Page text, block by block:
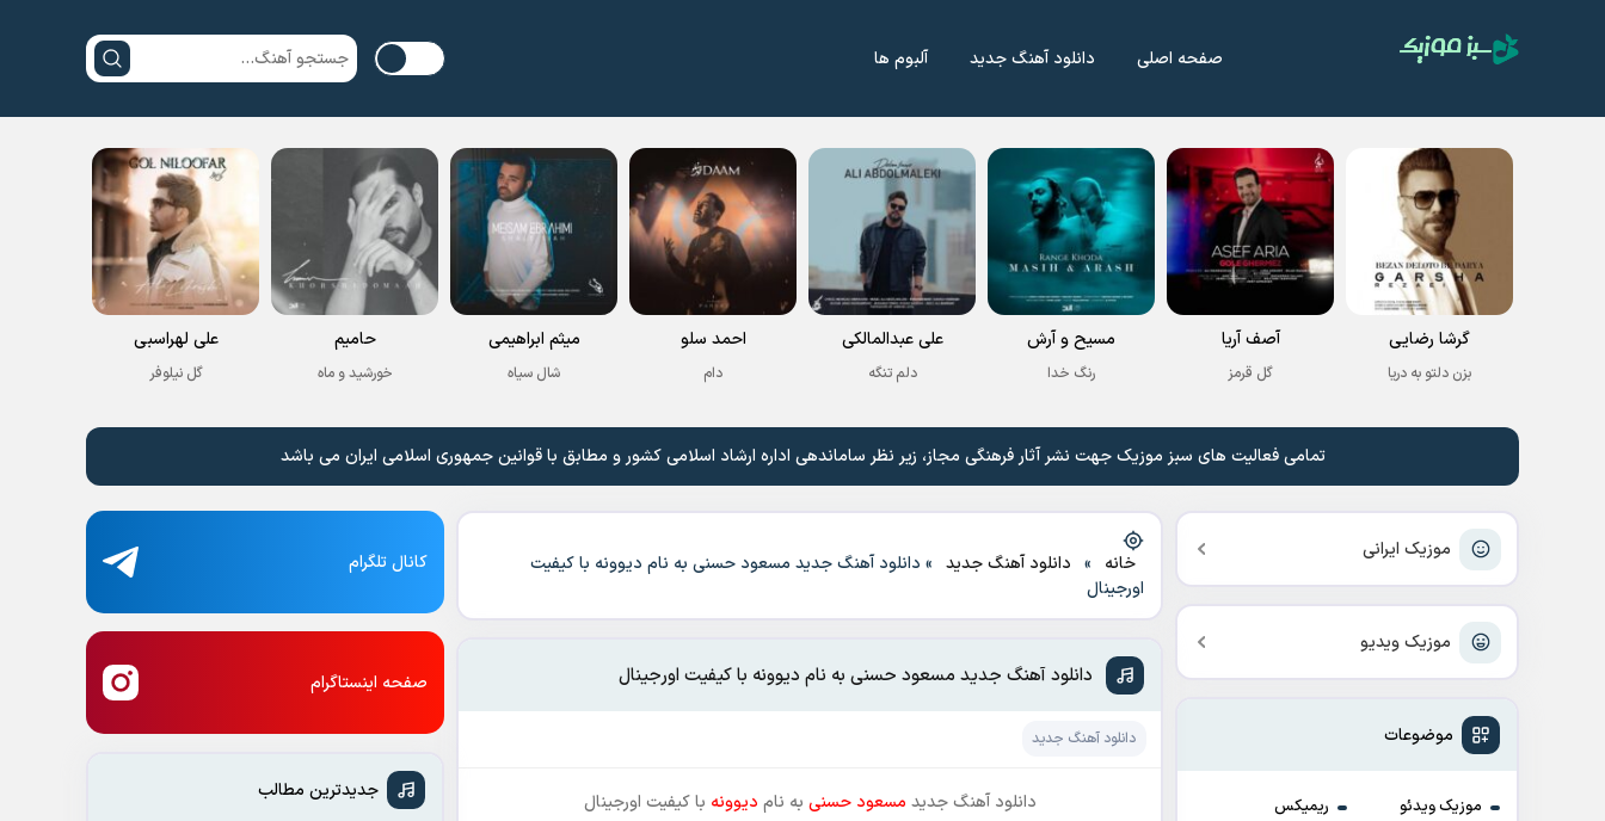
صفحه اصلی دانلود آهنگ جدید آلبوم ها
گرشا رضایی
بزن دلتو به دریا
آصف آریا
گل قرمز
مسیح و آرش
رنگ خدا
علی عبدالمالکی
دلم تنگه
احمد سلو
دام
میثم ابراهیمی
شال سیاه
حامیم
خورشید و ماه
علی لهراسبی
گل نیلوفر
تمامی فعالیت های سبز موزیک جهت نشر آثار فرهنگی مجاز، زیر نظر ساماندهی اداره ارشاد اسلامی کشور و مطابق با قوانین جمهوری اسلامی ایران می باشد
موزیک ایرانی
موزیک ویدیو
موضوعات
موزیک ویدئو
ریمیکس
خانه » دانلود آهنگ جدید » دانلود آهنگ جدید مسعود حسنی به نام دیوونه با کیفیت
اورجینال
دانلود آهنگ جدید مسعود حسنی به نام دیوونه با کیفیت اورجینال
دانلود آهنگ جدید
دانلود آهنگ جدید مسعود حسنی به نام دیوونه با کیفیت اورجینال
کانال تلگرام
صفحه اینستاگرام
جدیدترین مطالب